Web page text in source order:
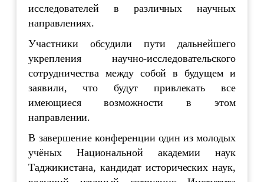
исследователей в различных научных
направлениях.
Участники обсудили пути дальнейшего
укрепления научно-исследовательского
сотрудничества между собой в будущем и
заявили, что будут привлекать все
имеющиеся возможности в этом
направлении.
В завершение конференции один из молодых
учёных Национальной академии наук
Таджикистана, кандидат исторических наук,